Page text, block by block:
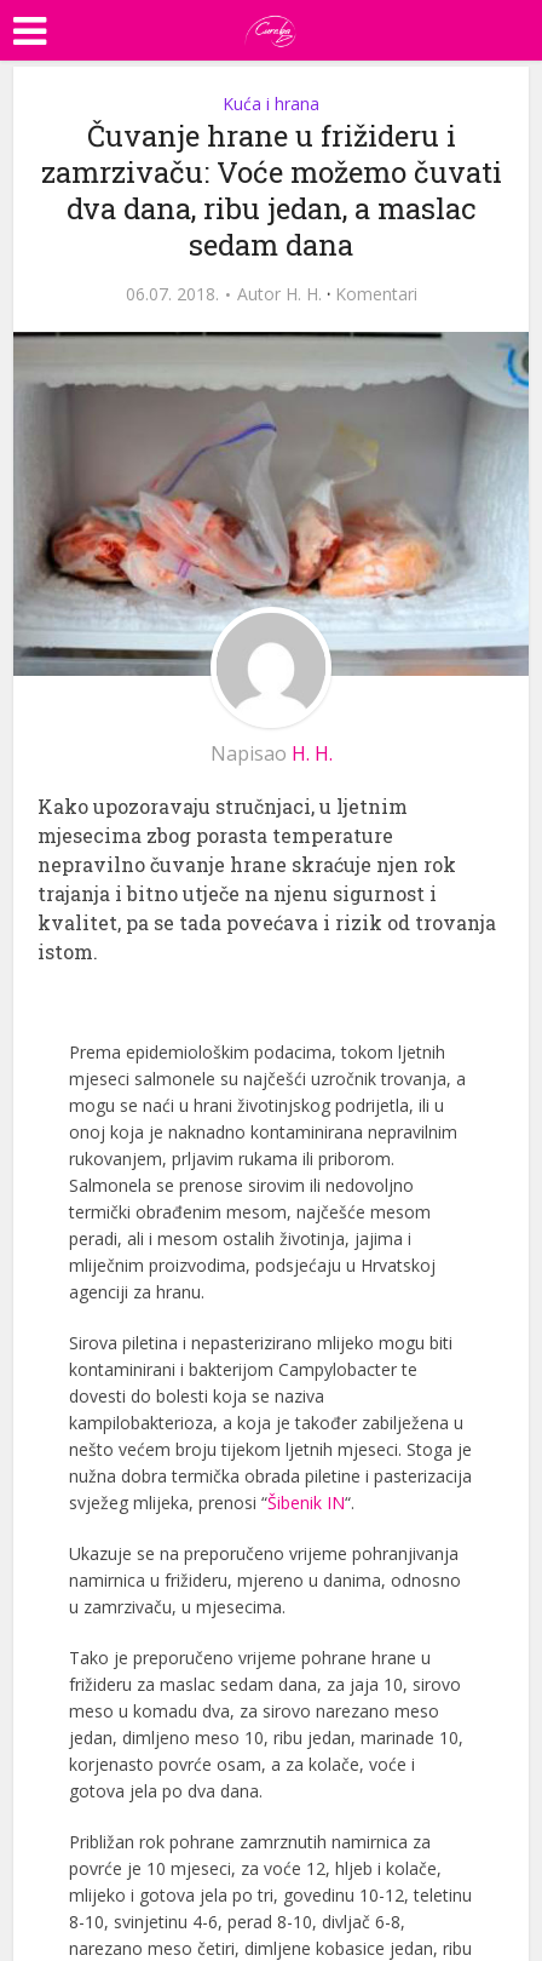
Kuća i hrana
Čuvanje hrane u frižideru i
zamrzivaču: Voće možemo čuvati
dva dana, ribu jedan, a maslac
sedam dana
06.07. 2018. Autor H. H. · Komentari
Napisao H. H.
Kako upozoravaju stručnjaci, u ljetnim
mjesecima zbog porasta temperature
nepravilno čuvanje hrane skraćuje njen rok
trajanja i bitno utječe na njenu sigurnost i
kvalitet, pa se tada povećava i rizik od trovanja
istom.
Prema epidemiološkim podacima, tokom ljetnih
mjeseci salmonele su najčešći uzročnik trovanja, a
mogu se naći u hrani životinjskog podrijetla, ili u
onoj koja je naknadno kontaminirana nepravilnim
rukovanjem, prljavim rukama ili priborom.
Salmonela se prenose sirovim ili nedovoljno
termički obrađenim mesom, najčešće mesom
peradi, ali i mesom ostalih životinja, jajima i
mliječnim proizvodima, podsjećaju u Hrvatskoj
agenciji za hranu.
Sirova piletina i nepasterizirano mlijeko mogu biti
kontaminirani i bakterijom Campylobacter te
dovesti do bolesti koja se naziva
kampilobakterioza, a koja je također zabilježena u
nešto većem broju tijekom ljetnih mjeseci. Stoga je
nužna dobra termička obrada piletine i pasterizacija
svježeg mlijeka, prenosi “Šibenik IN“.
Ukazuje se na preporučeno vrijeme pohranjivanja
namirnica u frižideru, mjereno u danima, odnosno
u zamrzivaču, u mjesecima.
Tako je preporučeno vrijeme pohrane hrane u
frižideru za maslac sedam dana, za jaja 10, sirovo
meso u komadu dva, za sirovo narezano meso
jedan, dimljeno meso 10, ribu jedan, marinade 10,
korjenasto povrće osam, a za kolače, voće i
gotova jela po dva dana.
Približan rok pohrane zamrznutih namirnica za
povrće je 10 mjeseci, za voće 12, hljeb i kolače,
mlijeko i gotova jela po tri, govedinu 10-12, teletinu
8-10, svinjetinu 4-6, perad 8-10, divljač 6-8,
narezano meso četiri, dimljene kobasice jedan, ribu